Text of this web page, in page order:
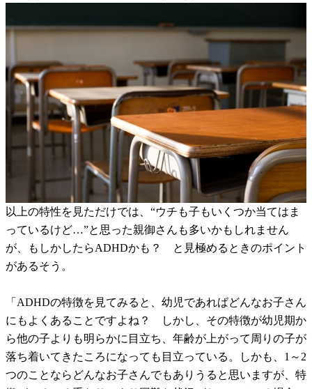
以上の特性を見ただけでは、“ウチも子もいくつか当てはま
っているけど…”と思った親御さんも多いかもしれません
が、もしかしたらADHDかも？ と見極めるときのポイント
があるそう。
「ADHDの特徴を見てみると、幼児であればどんなお子さん
にもよくあることですよね？ しかし、その特徴が幼児期か
ら他の子よりも明らかに目立ち、年齢が上がって周りの子が
落ち着いてきたころになっても目立っている。しかも、1～2
つのことならどんなお子さんでもありうると思いますが、特